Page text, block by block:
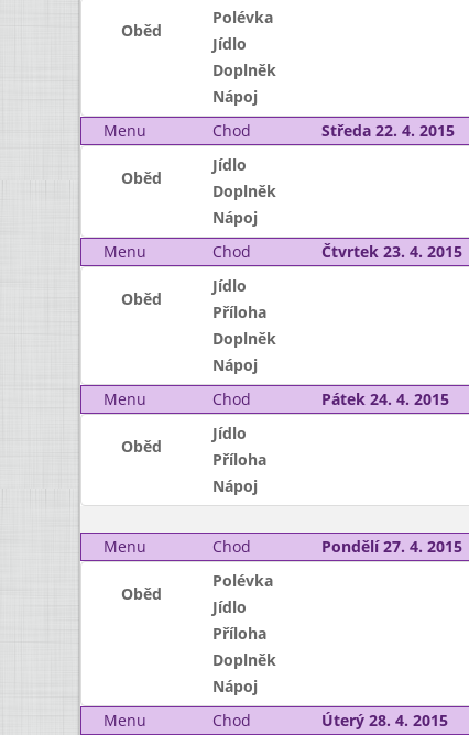
Oběd
Polévka
Jídlo
Doplněk
Nápoj
Menu
Chod Středa 22. 4. 2015
Oběd
Jídlo
Doplněk
Nápoj
Menu
Chod Čtvrtek 23. 4. 2015
Oběd
Jídlo
Příloha
Doplněk
Nápoj
Menu
Chod Pátek 24. 4. 2015
Oběd
Jídlo
Příloha
Nápoj
Menu
Chod Pondělí 27. 4. 2015
Oběd
Polévka
Jídlo
Příloha
Doplněk
Nápoj
Menu
Chod Úterý 28. 4. 2015